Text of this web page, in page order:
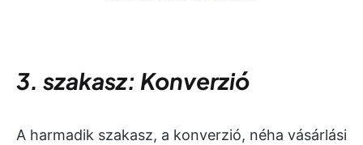
3. szakasz: Konverzió
A harmadik szakasz, a konverzió, néha vásárlási